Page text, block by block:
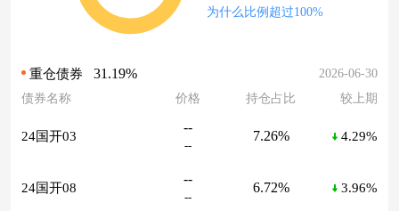
为什么比例超过100%
重仓债券 31.19%
2026-06-30
债券名称
价格 持仓占比 较上期
24国开03
--
--
7.26% 4.29%
24国开08
--
--
6.72% 3.96%